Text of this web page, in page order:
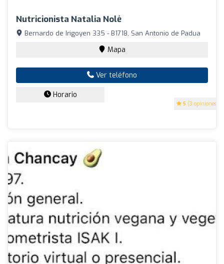
Nutricionista Natalia Nolė
5 (3 opiniones)
Bernardo de Irigoyen 335 - B1718, San Antonio de Padua
Mapa
Ver teléfono
Horario